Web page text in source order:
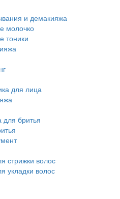
и демакияжа
молочко
для лица
для бритья
стрижки волос
укладки волос